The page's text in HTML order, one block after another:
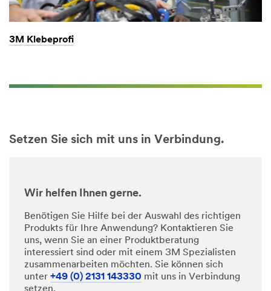
3M Klebeprofi
Setzen Sie sich mit uns in Verbindung.
Wir helfen Ihnen gerne.
Benötigen Sie Hilfe bei der Auswahl des richtigen
Produkts für Ihre Anwendung? Kontaktieren Sie
uns, wenn Sie an einer Produktberatung
interessiert sind oder mit einem 3M Spezialisten
zusammenarbeiten möchten. Sie können sich
unter +49 (0) 2131 143330 mit uns in Verbindung